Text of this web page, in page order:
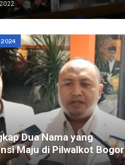
2024
Dua Nama yang
Maju di Pilwalkot Bogor